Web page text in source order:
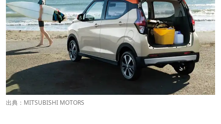
出典： MITSUBISHI MOTORS